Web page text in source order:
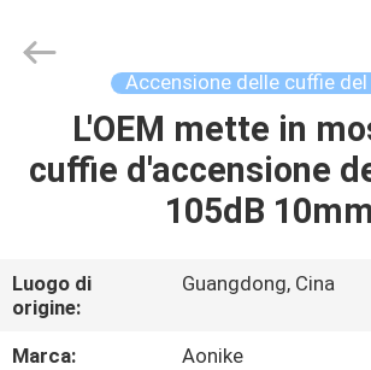
CASA
CIRCA
NOI
Electronics
Co,ltd.
Accensione delle cuffie del
L'OEM mette in
cuffie d'accensione
105dB 10mm
Luogo di
origine:
Guangdong, Cina
Marca:
Aonike